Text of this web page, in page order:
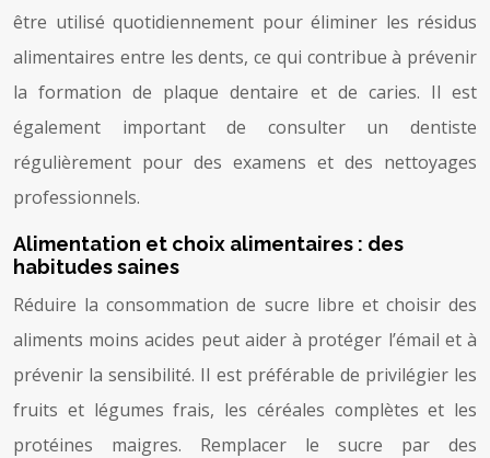
être utilisé quotidiennement pour éliminer les résidus
alimentaires entre les dents, ce qui contribue à prévenir
la formation de plaque dentaire et de caries. Il est
également important de consulter un dentiste
régulièrement pour des examens et des nettoyages
professionnels.
Alimentation et choix alimentaires : des
habitudes saines
Réduire la consommation de sucre libre et choisir des
aliments moins acides peut aider à protéger l’émail et à
prévenir la sensibilité. Il est préférable de privilégier les
fruits et légumes frais, les céréales complètes et les
protéines maigres. Remplacer le sucre par des